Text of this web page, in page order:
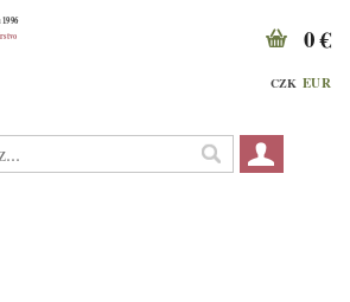
CZK EUR
0 €